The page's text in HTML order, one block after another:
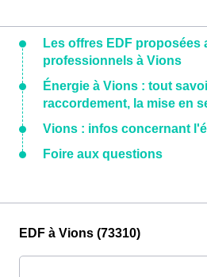
Les offres EDF proposées
professionnels à Vions
Énergie à Vions : tout
raccordement, la mise en
Vions : infos concernant
Foire aux questions
EDF à Vions (73310)